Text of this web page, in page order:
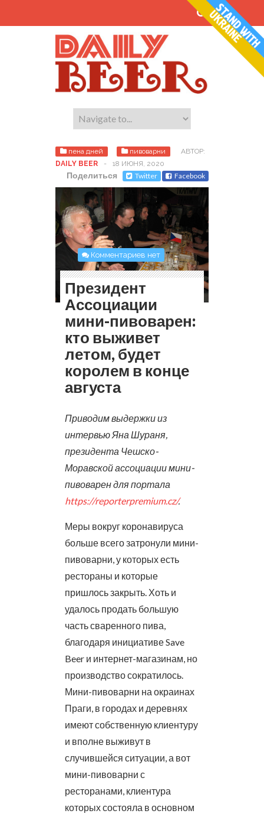
пена дней пивоварни
АВТОР:
DAILY BEER
- 18 ИЮНЯ, 2020
Поделиться Twitter Facebook
Комментариев нет
Президент
Ассоциации
мини-пивоварен:
кто выживет
летом, будет
королем в конце
августа
Приводим выдержки из
интервью Яна Шураня,
президента Чешско-
Моравской ассоциации мини-
пивоварен для портала
https://reporterpremium.cz/.
Меры вокруг коронавируса
больше всего затронули мини-
пивоварни, у которых есть
рестораны и которые
пришлось закрыть. Хоть и
удалось продать большую
часть сваренного пива,
благодаря инициативе Save
Beer и интернет-магазинам, но
производство сократилось.
Мини-пивоварни на окраинах
Праги, в городах и деревнях
имеют собственную клиентуру
и вполне выживут в
случившейся ситуации, а вот
мини-пивоварни с
ресторанами, клиентура
которых состояла в основном